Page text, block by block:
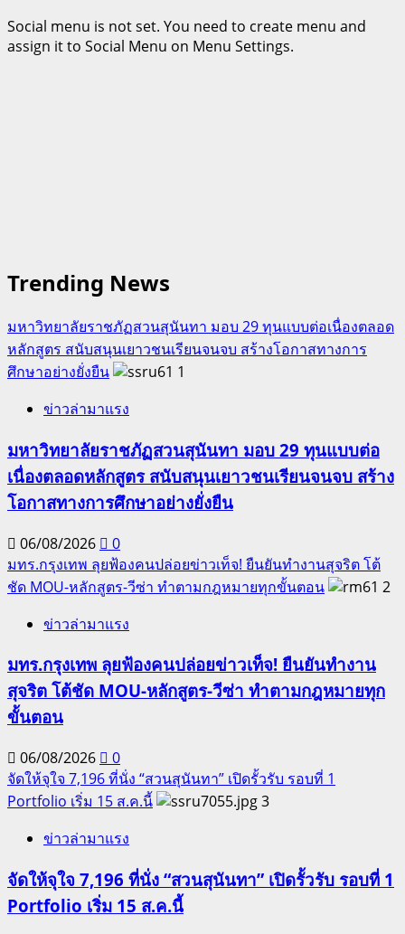
Social menu is not set. You need to create menu and
assign it to Social Menu on Menu Settings.
Trending News
มหาวิทยาลัยราชภัฏสวนสุนันทา มอบ 29 ทุนแบบต่อเนื่องตลอด
หลักสูตร สนับสนุนเยาวชนเรียนจนจบ สร้างโอกาสทางการ
ศึกษาอย่างยั่งยืน
1
ข่าวล่ามาแรง
มหาวิทยาลัยราชภัฏสวนสุนันทา มอบ 29 ทุนแบบต่อ
เนื่องตลอดหลักสูตร สนับสนุนเยาวชนเรียนจนจบ สร้าง
โอกาสทางการศึกษาอย่างยั่งยืน
06/08/2026
0
มทร.กรุงเทพ ลุยฟ้องคนปล่อยข่าวเท็จ! ยืนยันทำงานสุจริต โต้
ชัด MOU-หลักสูตร-วีซ่า ทำตามกฎหมายทุกขั้นตอน
2
ข่าวล่ามาแรง
มทร.กรุงเทพ ลุยฟ้องคนปล่อยข่าวเท็จ! ยืนยันทำงาน
สุจริต โต้ชัด MOU-หลักสูตร-วีซ่า ทำตามกฎหมายทุก
ขั้นตอน
06/08/2026
0
จัดให้จุใจ 7,196 ที่นั่ง “สวนสุนันทา” เปิดรั้วรับ รอบที่ 1
Portfolio เริ่ม 15 ส.ค.นี้
3
ข่าวล่ามาแรง
จัดให้จุใจ 7,196 ที่นั่ง “สวนสุนันทา” เปิดรั้วรับ รอบที่ 1
Portfolio เริ่ม 15 ส.ค.นี้